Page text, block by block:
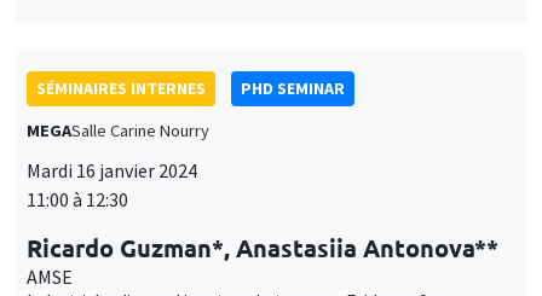
SÉMINAIRES INTERNES
PHD SEMINAR
MEGASalle Carine Nourry
Mardi 16 janvier 2024
11:00 à 12:30
Ricardo Guzman*, Anastasiia Antonova**
AMSE